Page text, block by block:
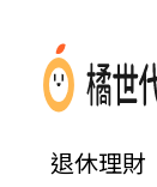
退休理財